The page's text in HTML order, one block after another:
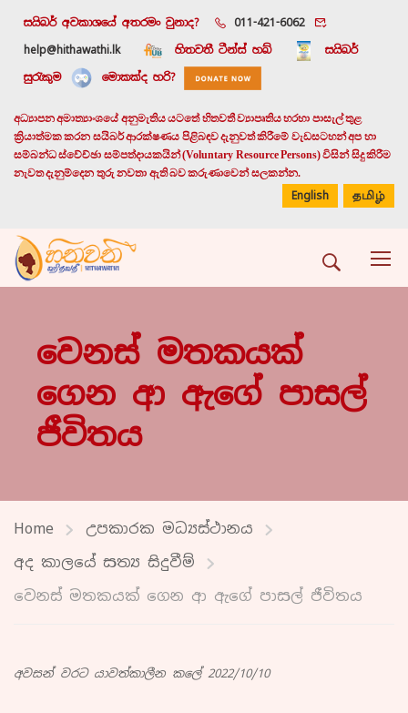
සයිබර් අවකාශයේ අතරමං වුනාද?
011-421-6062
help@hithawathi.lk
හිතවතී ටීන්ස් හබ්
සයිබර්
සුරැකුම
මොකක්ද හරි?
අධ්‍යාපන අමාත්‍යාංශයේ අනුමැතිය යටතේ හිතවතී ව්‍යාපෘතිය හරහා පාසැල් තුළ
ක්‍රියාත්මක කරන සයිබර් ආරක්ෂණය පිළිබඳව දැනුවත් කිරීමේ වැඩසටහන් අප හා
සම්බන්ධ ස්වේච්ඡා සම්පත්දායකයින් (Voluntary Resource Persons) විසින් සිදු කිරීම
නැවත දැනුම්දෙන තුරු නවතා ඇති බව කරුණාවෙන් සලකන්න.
English தமிழ்
වෙනස් මතකයක්
ගෙන ආ ඇගේ පාසල්
ජීවිතය
Home
උපකාරක මධ්‍යස්ථානය
අද කාලයේ සත්‍ය සිදුවීම්
වෙනස් මතකයක් ගෙන ආ ඇගේ පාසල් ජීවිතය
අවසන් වරට යාවත්කාලීන කලේ 2022/10/10